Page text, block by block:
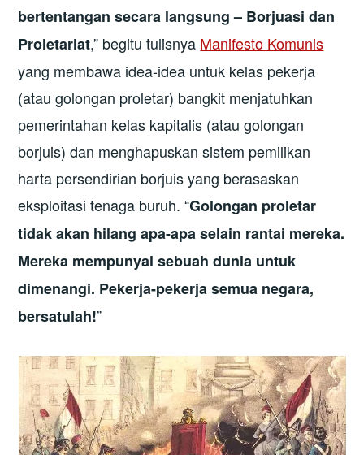
bertentangan secara langsung – Borjuasi dan
Proletariat,” begitu tulisnya Manifesto Komunis
yang membawa idea-idea untuk kelas pekerja
(atau golongan proletar) bangkit menjatuhkan
pemerintahan kelas kapitalis (atau golongan
borjuis) dan menghapuskan sistem pemilikan
harta persendirian borjuis yang berasaskan
eksploitasi tenaga buruh. “Golongan proletar
tidak akan hilang apa-apa selain rantai mereka.
Mereka mempunyai sebuah dunia untuk
dimenangi. Pekerja-pekerja semua negara,
bersatulah!”